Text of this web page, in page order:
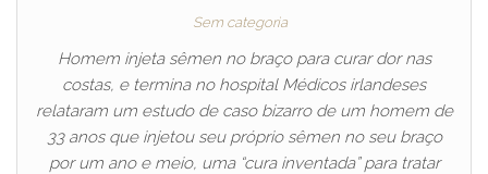
Sem categoria
Homem injeta sêmen no braço para curar dor nas
costas, e termina no hospital Médicos irlandeses
relataram um estudo de caso bizarro de um homem de
33 anos que injetou seu próprio sêmen no seu braço
por um ano e meio, uma “cura inventada” para tratar